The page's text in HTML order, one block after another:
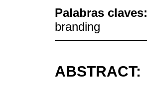
Palabras claves:
branding
ABSTRACT: